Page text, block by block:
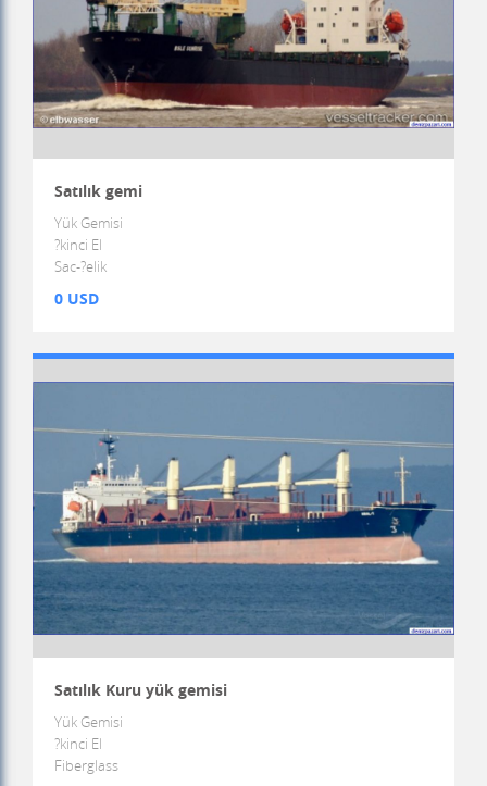
Satılık gemi
Yük Gemisi
?kinci El
Sac-?elik
0 USD
Satılık Kuru yük gemisi
Yük Gemisi
?kinci El
Fiberglass